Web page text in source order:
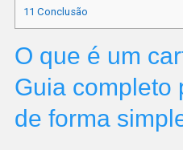
11 Conclusão
O que é um
Guia completo
de forma